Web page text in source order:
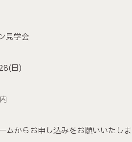
見学会
日)
ムからお申し込みをお願いいたしま